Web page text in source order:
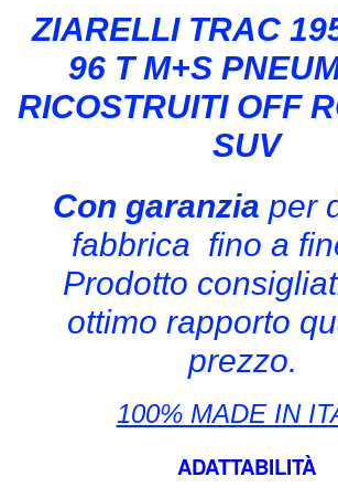
era:
285,00€.
è:
130,00€.
ZIARELLI TRAC
96 T M+S
RICOSTRUITI OFF
SUV
Con garanzia per
fabbrica fino a
Prodotto consiglia
ottimo rapporto
prezzo.
100% MADE IN
ADATTABILITÀ